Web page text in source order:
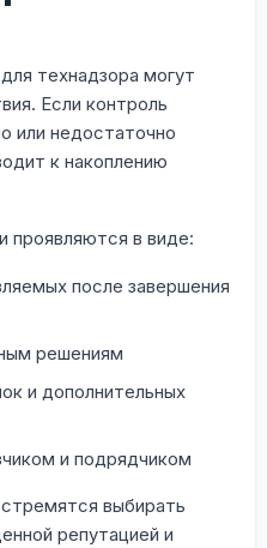
технадзора могут
Если контроль
или недостаточно
к накоплению
проявляются в виде:
после завершения
решениям
и дополнительных
и подрядчиком
выбирать
репутацией и